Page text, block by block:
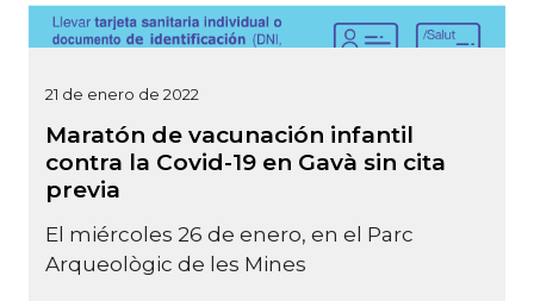
21 de enero de 2022
Maratón de vacunación infantil
contra la Covid-19 en Gavà sin cita
previa
El miércoles 26 de enero, en el Parc
Arqueològic de les Mines